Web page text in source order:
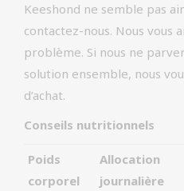
Keeshond ne semble pas
contactez-nous. Nous vous
problème. Si nous ne
solution ensemble, nous
d’achat.
Conseils nutritionnels
Poids
corporel
Allocation
journalière